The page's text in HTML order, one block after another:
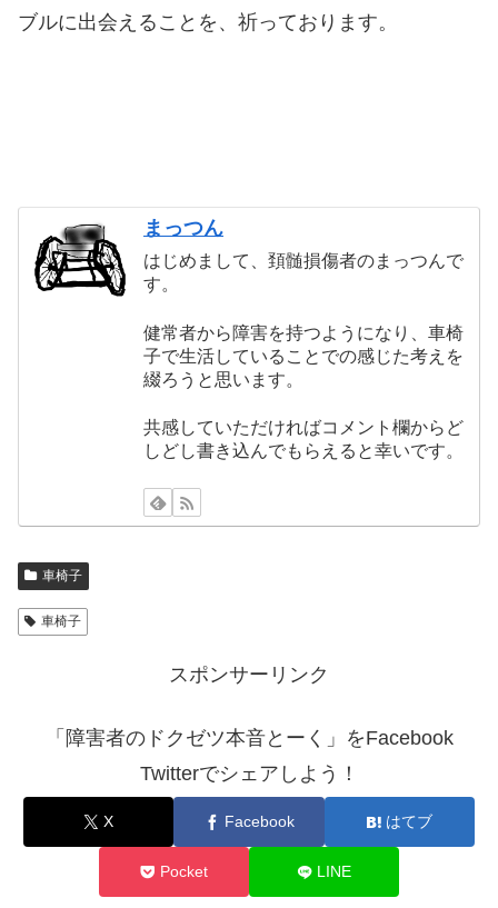
ブルに出会えることを、祈っております。
まっつん
はじめまして、頚髄損傷者のまっつんで
す。
健常者から障害を持つようになり、車椅
子で生活していることでの感じた考えを
綴ろうと思います。
共感していただければコメント欄からど
しどし書き込んでもらえると幸いです。
車椅子
車椅子
スポンサーリンク
「障害者のドクゼツ本音とーく」をFacebook
Twitterでシェアしよう！
X Facebook はてブ
Pocket LINE